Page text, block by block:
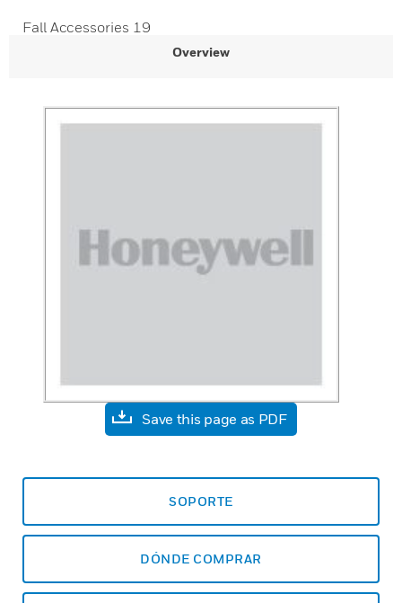
Fall Accessories 19
Overview
Save this page as PDF
SOPORTE
DÓNDE COMPRAR